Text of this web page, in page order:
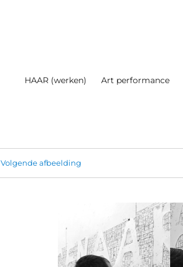
HAAR (werken) Art performance
Volgende afbeelding